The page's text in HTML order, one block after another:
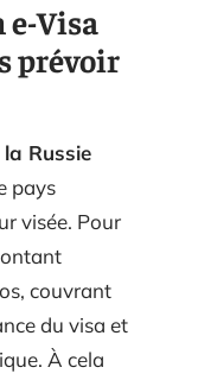
e-Visa
prévoir
Russie
pays
visée. Pour
couvrant
du visa et
À cela